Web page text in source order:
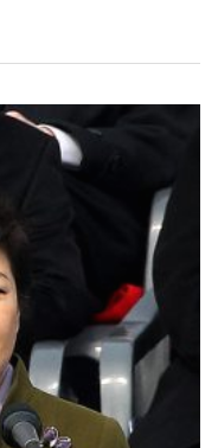
심선언을 해야한다.